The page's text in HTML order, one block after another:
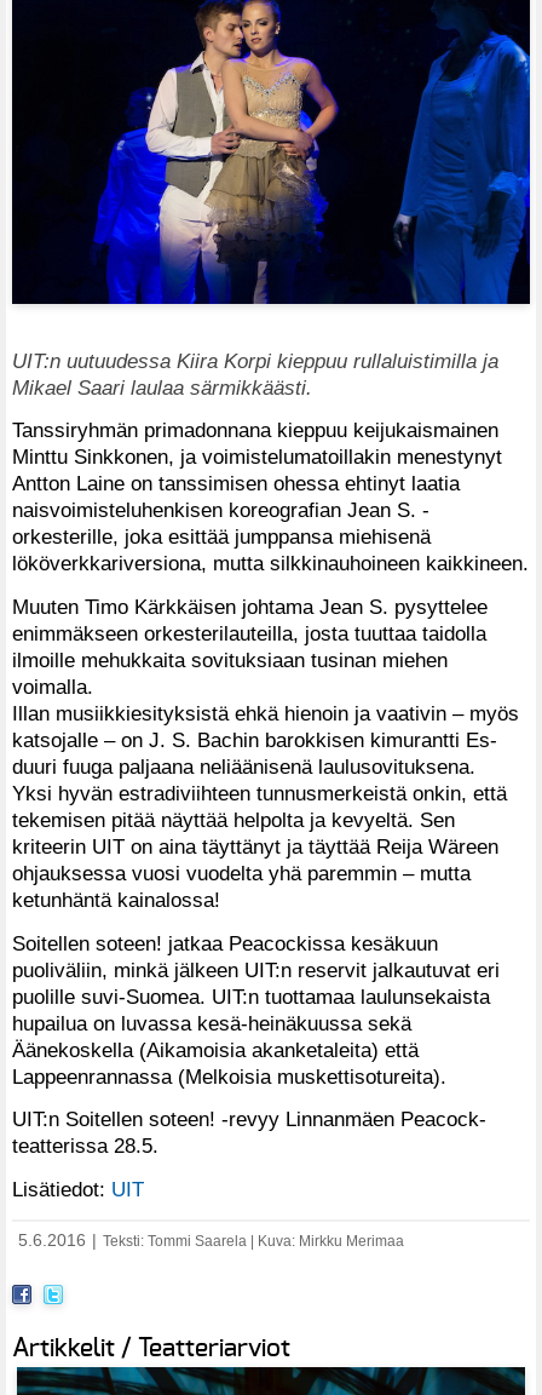
UIT:n uutuudessa Kiira Korpi kieppuu rullaluistimilla ja
Mikael Saari laulaa särmikkäästi.
Tanssiryhmän primadonnana kieppuu keijukaismainen
Minttu Sinkkonen, ja voimistelumatoillakin menestynyt
Antton Laine on tanssimisen ohessa ehtinyt laatia
naisvoimisteluhenkisen koreografian Jean S. -
orkesterille, joka esittää jumppansa miehisenä
lököverkkariversiona, mutta silkkinauhoineen kaikkineen.
Muuten Timo Kärkkäisen johtama Jean S. pysyttelee
enimmäkseen orkesterilauteilla, josta tuuttaa taidolla
ilmoille mehukkaita sovituksiaan tusinan miehen
voimalla.
Illan musiikkiesityksistä ehkä hienoin ja vaativin – myös
katsojalle – on J. S. Bachin barokkisen kimurantti Es-
duuri fuuga paljaana neliäänisenä laulusovituksena.
Yksi hyvän estradiviihteen tunnusmerkeistä onkin, että
tekemisen pitää näyttää helpolta ja kevyeltä. Sen
kriteerin UIT on aina täyttänyt ja täyttää Reija Wäreen
ohjauksessa vuosi vuodelta yhä paremmin – mutta
ketunhäntä kainalossa!
Soitellen soteen! jatkaa Peacockissa kesäkuun
puoliväliin, minkä jälkeen UIT:n reservit jalkautuvat eri
puolille suvi-Suomea. UIT:n tuottamaa laulunsekaista
hupailua on luvassa kesä-heinäkuussa sekä
Äänekoskella (Aikamoisia akanketaleita) että
Lappeenrannassa (Melkoisia muskettisotureita).
UIT:n Soitellen soteen! -revyy Linnanmäen Peacock-
teatterissa 28.5.
Lisätiedot: UIT
5.6.2016 Teksti: Tommi Saarela | Kuva: Mirkku Merimaa
Artikkelit / Teatteriarviot